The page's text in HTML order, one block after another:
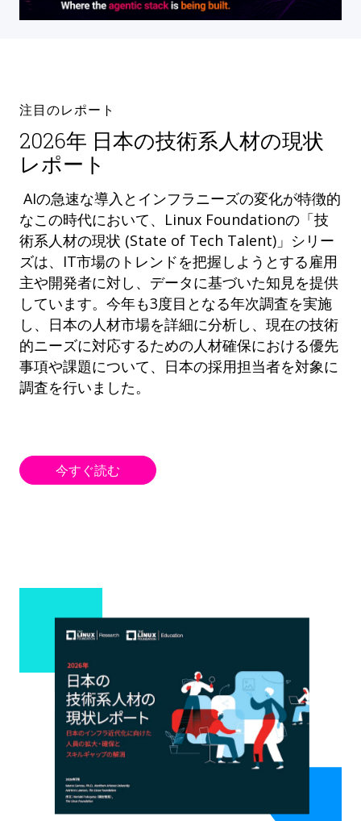
注目のレポート
2026年 日本の技術系人材の現状
レポート
AIの急速な導入とインフラニーズの変化が特徴的
なこの時代において、Linux Foundationの「技
術系人材の現状 (State of Tech Talent)」シリー
ズは、IT市場のトレンドを把握しようとする雇用
主や開発者に対し、データに基づいた知見を提供
しています。今年も3度目となる年次調査を実施
し、日本の人材市場を詳細に分析し、現在の技術
的ニーズに対応するための人材確保における優先
事項や課題について、日本の採用担当者を対象に
調査を行いました。
今すぐ読む